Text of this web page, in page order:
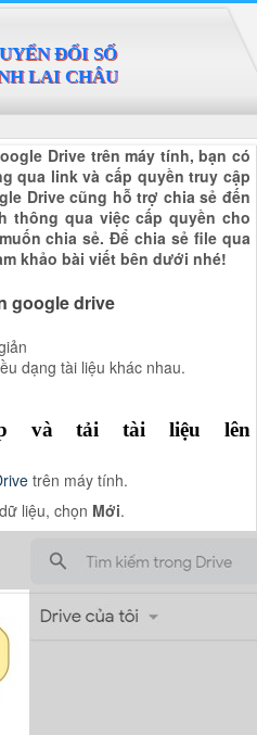
Drive trên máy tính, bạn có
qua link và cấp quyền truy cập
Drive cũng hỗ trợ chia sẻ đến
thông qua việc cấp quyền cho
chia sẻ. Để chia sẻ file qua
khảo bài viết bên dưới nhé!
google drive
dạng tài liệu khác nhau.
và tải tài liệu lên
trên máy tính.
liệu, chọn Mới.